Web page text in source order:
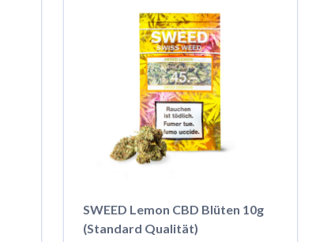
SWEED Lemon CBD Blüten 10g
(Standard Qualität)